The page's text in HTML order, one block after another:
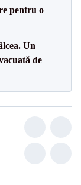
pentru o
Un
de